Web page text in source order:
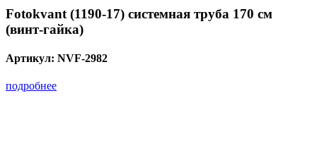
Fotokvant (1190-17) системная труба 170 см
(винт-гайка)
Артикул: NVF-2982
подробнее